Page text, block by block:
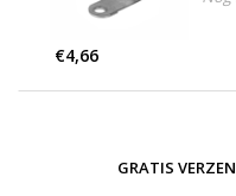
€4,66
GRATIS